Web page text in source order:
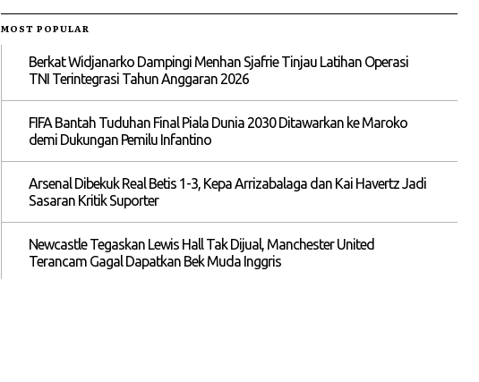
MOST POPULAR
Berkat Widjanarko Dampingi Menhan Sjafrie Tinjau Latihan Operasi
TNI Terintegrasi Tahun Anggaran 2026
FIFA Bantah Tuduhan Final Piala Dunia 2030 Ditawarkan ke Maroko
demi Dukungan Pemilu Infantino
Arsenal Dibekuk Real Betis 1-3, Kepa Arrizabalaga dan Kai Havertz Jadi
Sasaran Kritik Suporter
Newcastle Tegaskan Lewis Hall Tak Dijual, Manchester United
Terancam Gagal Dapatkan Bek Muda Inggris